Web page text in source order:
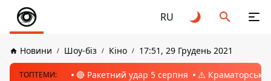
RU
Новини Шоу-біз Кіно 17:51, 29 Грудень 2021
ТОПТЕМИ: 🔴 Ракетний удар 5 серпня ⚠️ Краматорськ,